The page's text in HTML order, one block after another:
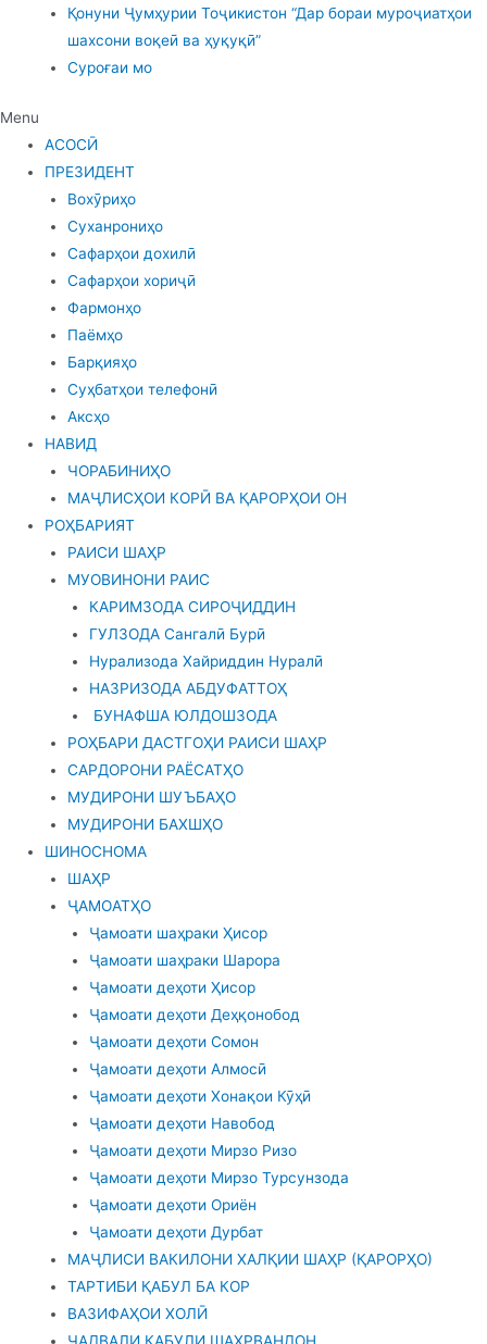
Қонуни Ҷумҳурии Тоҷикистон “Дар бораи муроҷиатҳои
шахсони воқеӣ ва ҳуқуқӣ”
Суроғаи мо
Menu
АСОСӢ
ПРЕЗИДЕНТ
Вохӯриҳо
Суханрониҳо
Сафарҳои дохилӣ
Сафарҳои хориҷӣ
Фармонҳо
Паёмҳо
Барқияҳо
Суҳбатҳои телефонӣ
Аксҳо
НАВИД
ЧОРАБИНИҲО
МАҶЛИСҲОИ КОРӢ ВА ҚАРОРҲОИ ОН
РОҲБАРИЯТ
РАИСИ ШАҲР
МУОВИНОНИ РАИС
КАРИМЗОДА СИРОҶИДДИН
ГУЛЗОДА Сангалӣ Бурӣ
Нурализода Хайриддин Нуралӣ
НАЗРИЗОДА АБДУФАТТОҲ
БУНАФША ЮЛДОШЗОДА
РОҲБАРИ ДАСТГОҲИ РАИСИ ШАҲР
САРДОРОНИ РАЁСАТҲО
МУДИРОНИ ШУЪБАҲО
МУДИРОНИ БАХШҲО
ШИНОСНОМА
ШАҲР
ҶАМОАТҲО
Ҷамоати шаҳраки Ҳисор
Ҷамоати шаҳраки Шарора
Ҷамоати деҳоти Ҳисор
Ҷамоати деҳоти Деҳқонобод
Ҷамоати деҳоти Сомон
Ҷамоати деҳоти Алмосӣ
Ҷамоати деҳоти Хонақои Кӯҳӣ
Ҷамоати деҳоти Навобод
Ҷамоати деҳоти Мирзо Ризо
Ҷамоати деҳоти Мирзо Турсунзода
Ҷамоати деҳоти Ориён
Ҷамоати деҳоти Дурбат
МАҶЛИСИ ВАКИЛОНИ ХАЛҚИИ ШАҲР (ҚАРОРҲО)
ТАРТИБИ ҚАБУЛ БА КОР
ВАЗИФАҲОИ ХОЛӢ
ҶАДВАЛИ ҚАБУЛИ ШАҲРВАНДОН